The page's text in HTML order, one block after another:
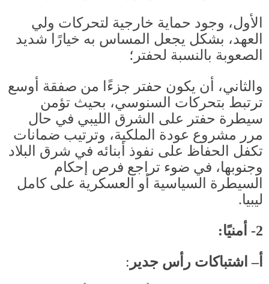
الأول، وجود حماية خارجية لتحركات ولي
العهد، بشكل يجعل المساس به خيارًا شديد
الصعوبة بالنسبة لحفتر؛
والثاني، أن يكون حفتر جزءًا من صفقة أوسع
ترتبط بتحركات السنوسي، بحيث تؤمن
سيطرة حفتر على الشرق الليبي في حال
مرر مشروع عودة الملكية، وترتيب ضمانات
تكفل الحفاظ على نفوذ أبنائه في شرق البلاد
وجنوبها، في ضوء تراجع فرص إحكام
السيطرة السياسية أو العسكرية على كامل
ليبيا.
2-
أمنيًا:
أ– اشتباكات رأس جدير :